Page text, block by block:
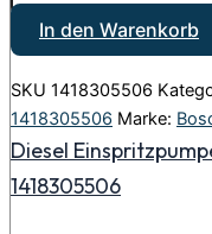
In den Warenkorb
SKU 1418305506
1418305506 Marke:
Diesel
1418305506